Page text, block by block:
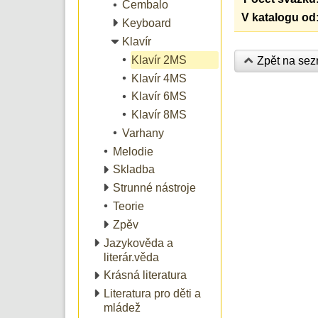
Cembalo
Keyboard
Klavír
Klavír 2MS
Klavír 4MS
Klavír 6MS
Klavír 8MS
Varhany
Melodie
Skladba
Strunné nástroje
Teorie
Zpěv
Jazykověda a
literár.věda
Krásná literatura
Literatura pro děti a
mládež
V katalogu od:
Zpět na